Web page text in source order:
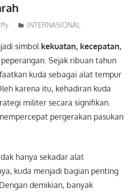
INTERNASIONAL
simbol kekuatan, kecepatan,
Sejak ribuan tahun
kuda sebagai alat tempur
karena itu, kehadiran kuda
militer secara signifikan.
pergerakan pasukan
hanya sekadar alat
kuda menjadi bagian penting
demikian, banyak